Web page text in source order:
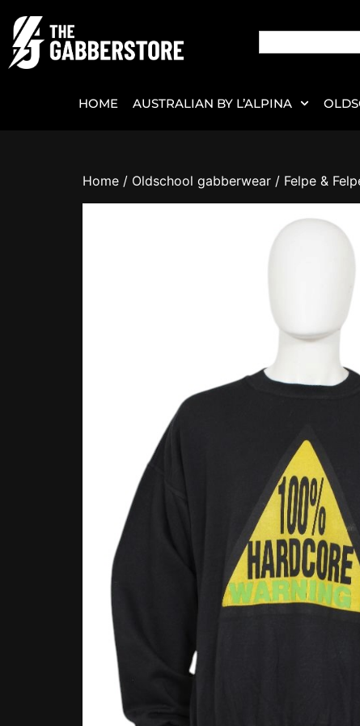
HOME AUSTRALIAN BY L’ALPINA
Home / Oldschool gabberwear / Felpe &